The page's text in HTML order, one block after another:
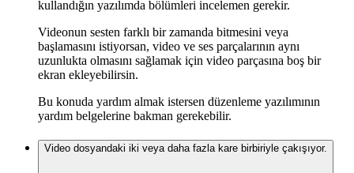
kullandığın yazılımda bölümleri incelemen gerekir.
Videonun sesten farklı bir zamanda bitmesini veya
başlamasını istiyorsan, video ve ses parçalarının aynı
uzunlukta olmasını sağlamak için video parçasına boş bir
ekran ekleyebilirsin.
Bu konuda yardım almak istersen düzenleme yazılımının
yardım belgelerine bakman gerekebilir.
Video dosyandaki iki veya daha fazla kare birbiriyle çakışıyor.